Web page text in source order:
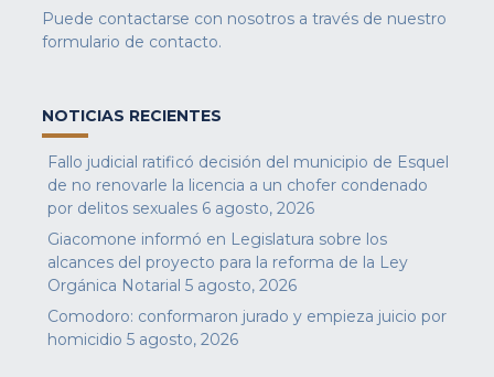
Puede contactarse con nosotros a través de nuestro
formulario de contacto.
NOTICIAS RECIENTES
Fallo judicial ratificó decisión del municipio de Esquel
de no renovarle la licencia a un chofer condenado
por delitos sexuales 6 agosto, 2026
Giacomone informó en Legislatura sobre los
alcances del proyecto para la reforma de la Ley
Orgánica Notarial 5 agosto, 2026
Comodoro: conformaron jurado y empieza juicio por
homicidio 5 agosto, 2026